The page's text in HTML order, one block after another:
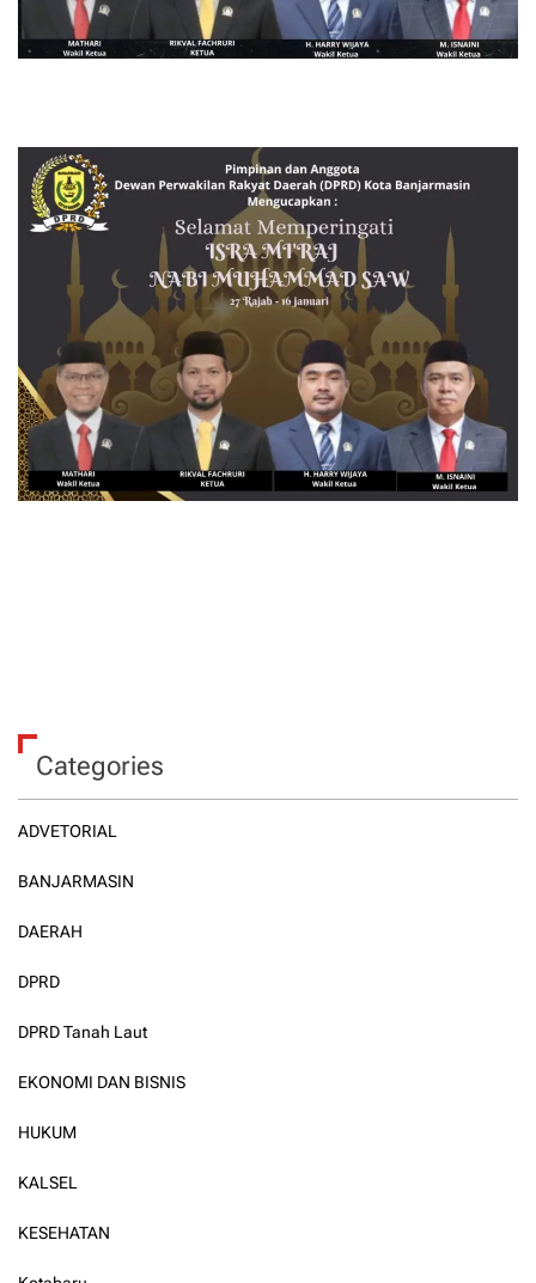
Categories
ADVETORIAL
BANJARMASIN
DAERAH
DPRD
DPRD Tanah Laut
EKONOMI DAN BISNIS
HUKUM
KALSEL
KESEHATAN